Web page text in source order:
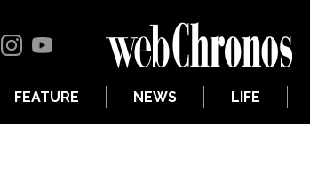
FEATURE NEWS LIFE